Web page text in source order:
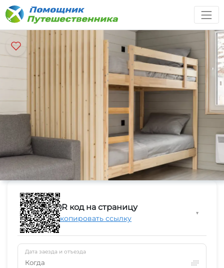
QR код на страницу
Скопировать ссылку
▼
Дата заезда и отъезда
Когда